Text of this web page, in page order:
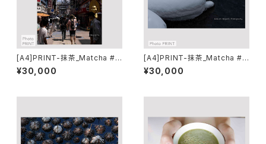
[A4]PRINT-抹茶_Matcha #0
4
¥30,000
[A4]PRINT-抹茶_Matcha #0
5
¥30,000